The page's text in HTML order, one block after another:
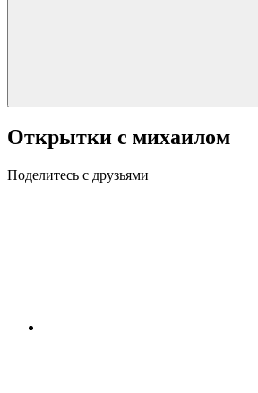
Открытки с михаилом
Поделитесь с друзьями